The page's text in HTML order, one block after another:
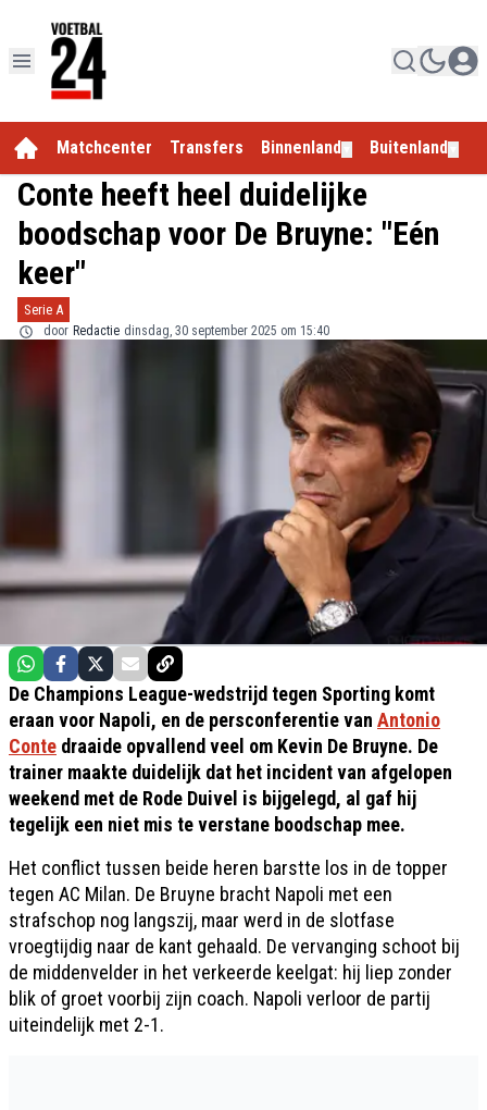
Matchcenter Transfers Binnenland Buitenland
Conte heeft heel duidelijke
boodschap voor De Bruyne: "Eén
keer"
Serie A
door Redactie dinsdag, 30 september 2025 om 15:40
De Champions League-wedstrijd tegen Sporting komt
eraan voor Napoli, en de persconferentie van Antonio
Conte draaide opvallend veel om Kevin De Bruyne. De
trainer maakte duidelijk dat het incident van afgelopen
weekend met de Rode Duivel is bijgelegd, al gaf hij
tegelijk een niet mis te verstane boodschap mee.
Het conflict tussen beide heren barstte los in de topper
tegen AC Milan. De Bruyne bracht Napoli met een
strafschop nog langszij, maar werd in de slotfase
vroegtijdig naar de kant gehaald. De vervanging schoot bij
de middenvelder in het verkeerde keelgat: hij liep zonder
blik of groet voorbij zijn coach. Napoli verloor de partij
uiteindelijk met 2-1.